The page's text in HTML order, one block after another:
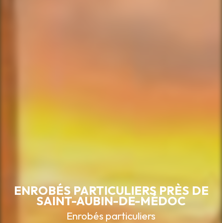
ENROBÉS PARTICULIERS PRÈS DE
SAINT-AUBIN-DE-MÉDOC
Enrobés particuliers